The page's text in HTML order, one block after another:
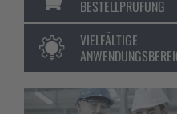
BESTELLPRÜFUNG
VIELFÄLTIGE